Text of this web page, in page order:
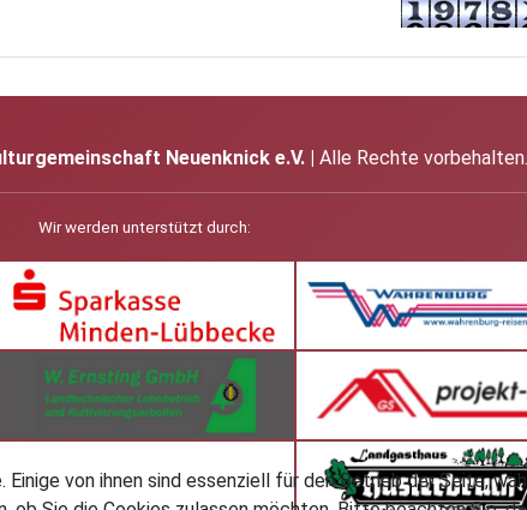
Neuenknick e.V. | Alle Rechte vorbehalten.
Wir werden unterstützt durch:
von ihnen sind essenziell für den Betrieb der Seite,